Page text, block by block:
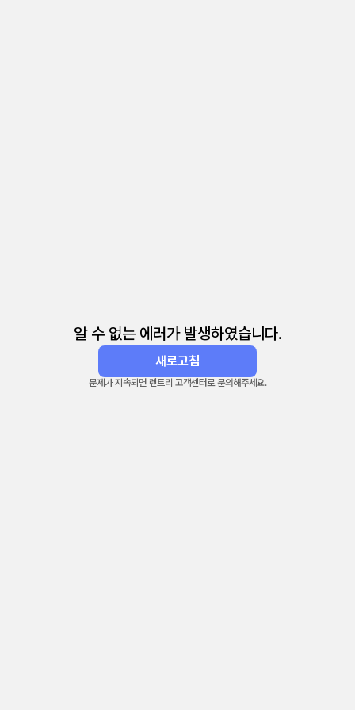
알 수 없는 에러가 발생하였습니다.
새로고침
문제가 지속되면 렌트리 고객센터로 문의해주세요.